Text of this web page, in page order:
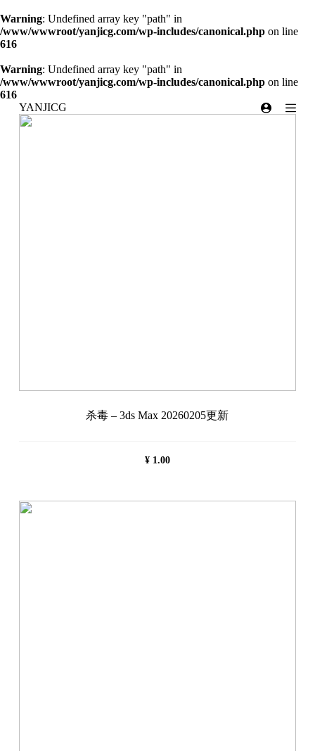
Warning: Undefined array key "path" in
/www/wwwroot/yanjicg.com/wp-includes/canonical.php on line
616
Warning: Undefined array key "path" in
/www/wwwroot/yanjicg.com/wp-includes/canonical.php on line
616
过
内
YANJICG
杀毒 – 3ds Max 20260205更新
¥1.00